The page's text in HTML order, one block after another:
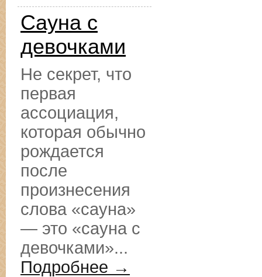
Сауна с
девочками
Не секрет, что
первая
ассоциация,
которая обычно
рождается
после
произнесения
слова «сауна»
— это «сауна с
девочками»...
Подробнее →